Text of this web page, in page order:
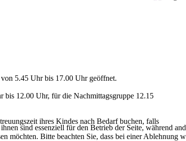
5.45 Uhr bis 17.00 Uhr geöffnet.
bis 12.00 Uhr, für die Nachmittagsgruppe 12.15
ihres Kindes nach Bedarf buchen, falls
sind essenziell für den Betrieb der Seite, während
möchten. Bitte beachten Sie, dass bei einer